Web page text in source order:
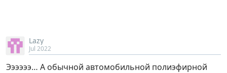
Lazy
Jul 2022
Ээээээ… А обычной автомобильной полиэфирной